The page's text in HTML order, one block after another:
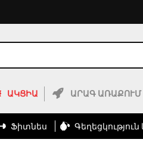
ԱԿՑԻԱ ԱՐԱԳ ԱՌԱՔՈՒՄ
Ֆիտնես Գեղեցկություն